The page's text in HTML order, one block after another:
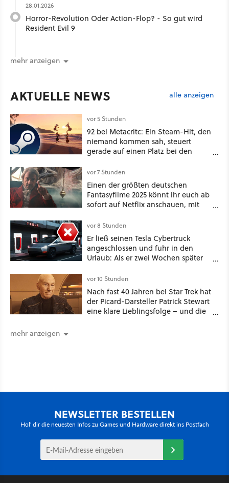
28.01.2026
Horror-Revolution Oder Action-Flop? - So gut wird
Resident Evil 9
mehr anzeigen
AKTUELLE NEWS alle anzeigen
vor 5 Stunden
92 bei Metacritc: Ein Steam-Hit, den
niemand kommen sah, steuert
gerade auf einen Platz bei den
vor 7 Stunden
Einen der größten deutschen
Fantasyfilme 2025 könnt ihr euch ab
sofort auf Netflix anschauen, mit
vor 8 Stunden
Er ließ seinen Tesla Cybertruck
angeschlossen und fuhr in den
Urlaub: Als er zwei Wochen später
mehr an [Best of GameStar]
vor 10 Stunden
Nach fast 40 Jahren bei Star Trek hat
der Picard-Darsteller Patrick Stewart
eine klare Lieblingsfolge – und die
mehr anzeigen
NEWSLETTER BESTELLEN
Hol' dir die neuesten Infos zu Games und Hardware direkt ins Postfach